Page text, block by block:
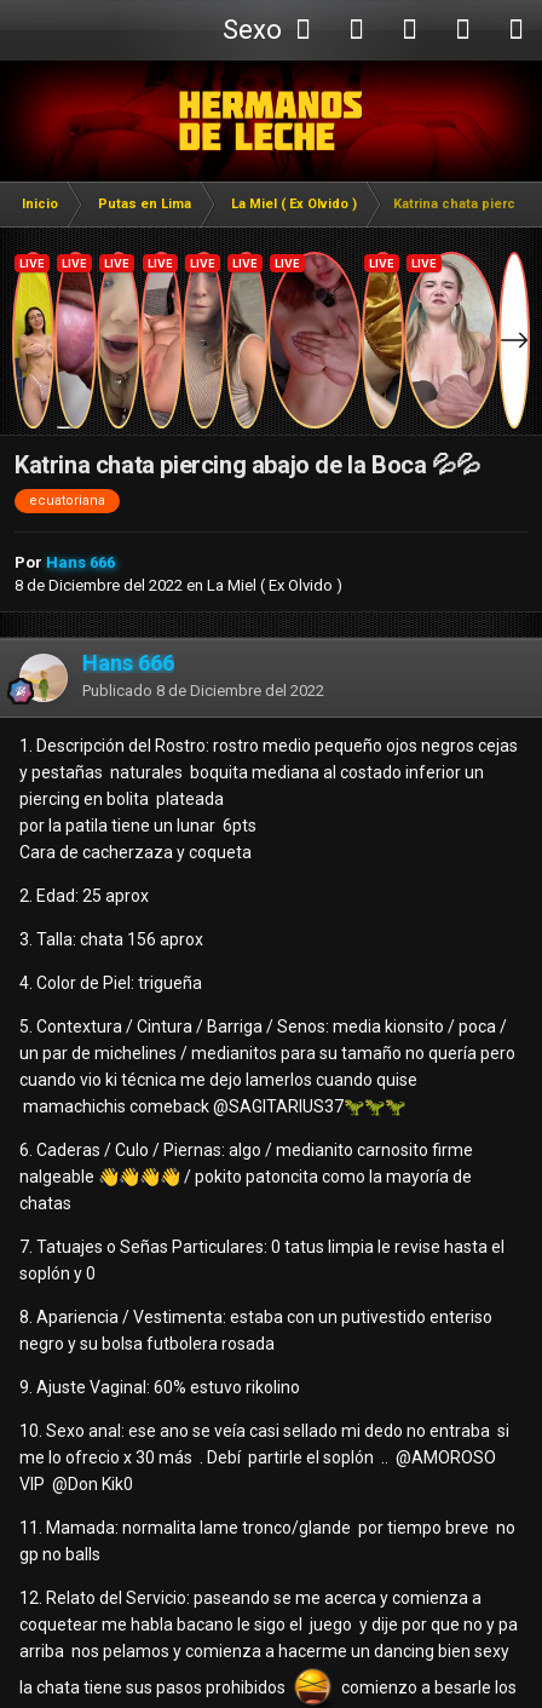
Sexo
Webcam
Inicio Putas en Lima La Miel ( Ex Olvido ) Katrina chata piercing
Katrina chata piercing abajo de la Boca 💦💦
ecuatoriana
Por Hans 666
8 de Diciembre del 2022 en La Miel ( Ex Olvido )
Hans 666
Publicado 8 de Diciembre del 2022
1. Descripción del Rostro: rostro medio pequeño ojos negros cejas
y pestañas naturales boquita mediana al costado inferior un
piercing en bolita plateada
por la patila tiene un lunar 6pts
Cara de cacherzaza y coqueta
2. Edad: 25 aprox
3. Talla: chata 156 aprox
4. Color de Piel: trigueña
5. Contextura / Cintura / Barriga / Senos: media kionsito / poca /
un par de michelines / medianitos para su tamaño no quería pero
cuando vio ki técnica me dejo lamerlos cuando quise
mamachichis comeback@SAGITARIUS37🦖🦖🦖
6. Caderas / Culo / Piernas: algo / medianito carnosito firme
nalgeable 👋👋👋👋/ pokito patoncita como la mayoría de
chatas
7. Tatuajes o Señas Particulares: 0 tatus limpia le revise hasta el
soplón y 0
8. Apariencia / Vestimenta: estaba con un putivestido enteriso
negro y su bolsa futbolera rosada
9. Ajuste Vaginal: 60% estuvo rikolino
10. Sexo anal: ese ano se veía casi sellado mi dedo no entraba si
me lo ofrecio x 30 más . Debí partirle el soplón .. @AMOROSO
VIP @Don Kik0
11. Mamada: normalita lame tronco/glande por tiempo breve no
gp no balls
12. Relato del Servicio: paseando se me acerca y comienza a
coquetear me habla bacano le sigo el juego y dije por que no y pa
arriba nos pelamos y comienza a hacerme un dancing bien sexy
la chata tiene sus pasos prohibidos
comienzo a besarle los